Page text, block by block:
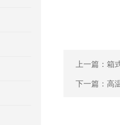
上一篇： 箱
下一篇： 高